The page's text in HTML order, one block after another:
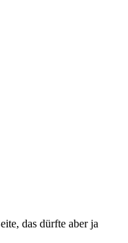
das dürfte aber ja